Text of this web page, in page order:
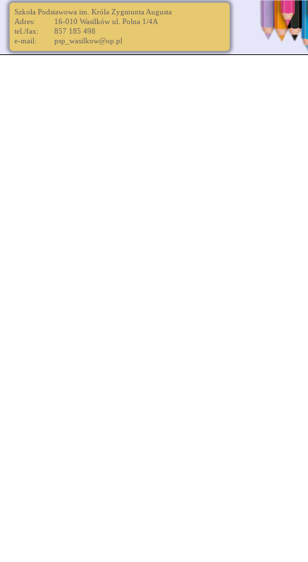
Szkoła Podstawowa im. Króla Zygmunta Augusta
Adres:
16-010 Wasilków ul. Polna 1/4A
tel./fax:
857 185 498
e-mail:
psp_wasilkow@op.pl